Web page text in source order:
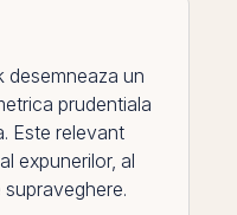
desemneaza un
prudentiala
Este relevant
expunerilor, al